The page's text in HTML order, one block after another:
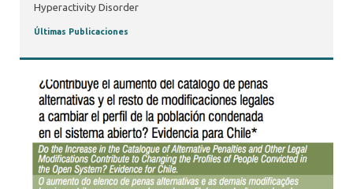
Hyperactivity Disorder
Últimas Publicaciones